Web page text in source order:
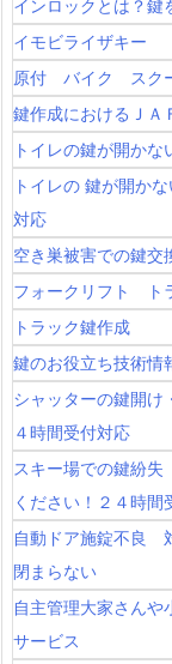
インロックとは？鍵
イモビライザキー
原付 バイク スク
鍵作成におけるＪＡ
トイレの鍵が開か
トイレの 鍵が開か
対応
空き巣被害での鍵交
フォークリフト ト
トラック鍵作成
鍵のお役立ち技術情
シャッターの鍵開け
４時間受付対応
スキー場での鍵紛
ください！２４時
自動ドア施錠不良
閉まらない
自主管理大家さんや
サービス